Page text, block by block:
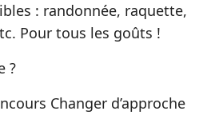
: randonnée, raquette,
Pour tous les goûts !
?
Changer d’approche